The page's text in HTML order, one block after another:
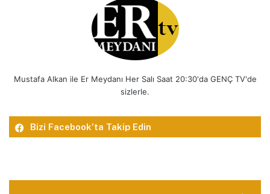
Mustafa Alkan ile Er Meydanı Her Salı Saat 20:30'da GENÇ TV'de
sizlerle.
Bizi Facebook’ta Takip Edin